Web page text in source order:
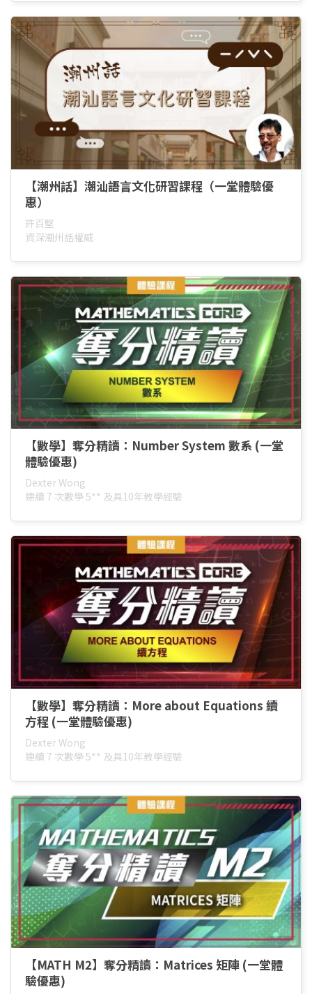
【潮州話】潮汕語言文化研習課程（一堂體驗優
惠）
許百堅
資深潮州話權威
【數學】奪分精讀：Number System 數系 (一堂
體驗優惠)
Dexter Wong
連續 7 次數學 5** 及具10年教學經驗
【數學】奪分精讀：More about Equations 續
方程 (一堂體驗優惠)
Dexter Wong
連續 7 次數學 5** 及具10年教學經驗
【MATH M2】奪分精讀：Matrices 矩陣 (一堂體
驗優惠)